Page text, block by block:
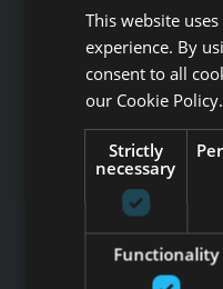
Privātuma politika
Produkti
Profesionālie trenažieri
Aprīkojums pašvaldībām
Mājas trenažieri
Lietotie trenažieri
CrossFit inventārs
This website
experience. By
consent to all
our Cookie Policy.
Strictly
necessary
Functionality